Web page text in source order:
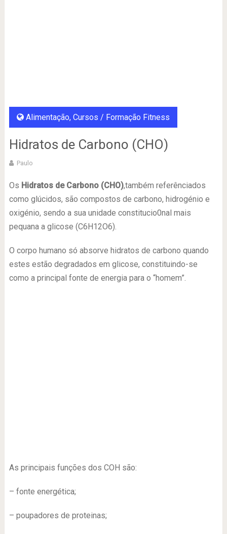
Alimentação, Cursos / Formação Fitness
Hidratos de Carbono (CHO)
Paulo
Os Hidratos de Carbono (CHO),também referênciados
como glúcidos, são compostos de carbono, hidrogénio e
oxigénio, sendo a sua unidade constitucio0nal mais
pequana a glicose (C6H12O6).
O corpo humano só absorve hidratos de carbono quando
estes estão degradados em glicose, constituindo-se
como a principal fonte de energia para o “homem”.
As principais funções dos COH são:
– fonte energética;
– poupadores de proteinas;